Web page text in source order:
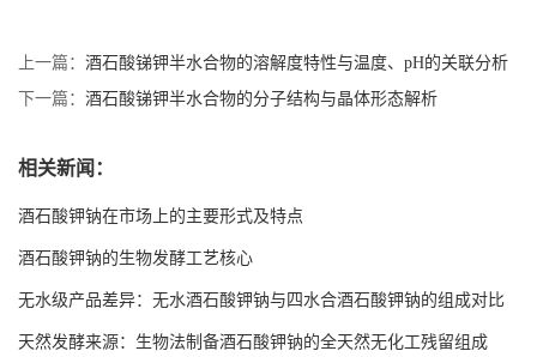
上一篇： 酒石酸锑钾半水合物的溶解度特性与温度、pH的关联分析
下一篇： 酒石酸锑钾半水合物的分子结构与晶体形态解析
相关新闻：
酒石酸钾钠在市场上的主要形式及特点
酒石酸钾钠的生物发酵工艺核心
无水级产品差异：无水酒石酸钾钠与四水合酒石酸钾钠的组成对比
天然发酵来源：生物法制备酒石酸钾钠的全天然无化工残留组成